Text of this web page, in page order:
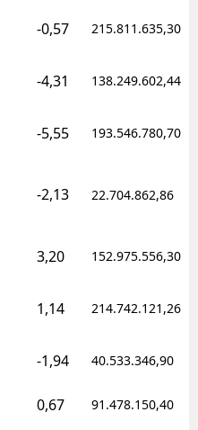
-0,57 215.811.635,30
-4,31 138.249.602,44
-5,55 193.546.780,70
-2,13 22.704.862,86
3,20 152.975.556,30
1,14 214.742.121,26
-1,94 40.533.346,90
0,67 91.478.150,40